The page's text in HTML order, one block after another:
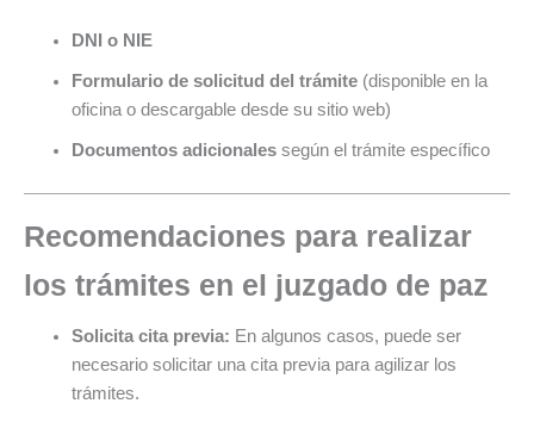
DNI o NIE
Formulario de solicitud del trámite (disponible en la
oficina o descargable desde su sitio web)
Documentos adicionales según el trámite específico
Recomendaciones para realizar
los trámites en el juzgado de paz
Solicita cita previa: En algunos casos, puede ser
necesario solicitar una cita previa para agilizar los
trámites.